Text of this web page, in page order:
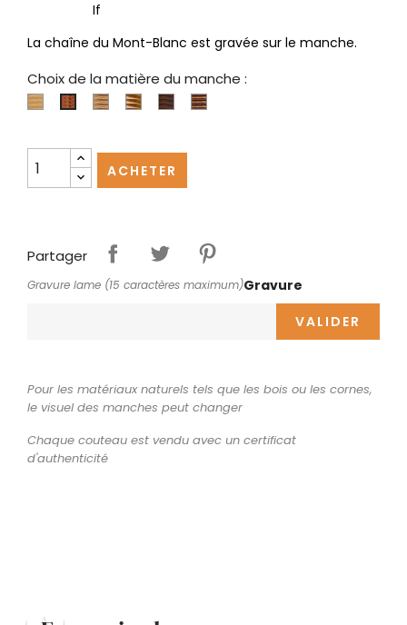
If
La chaîne du Mont-Blanc est gravée sur le manche.
Choix de la matière du manche :
Buis Genévrier
OlivierPistachier
NoyerBois
ACHETER
Partager
Gravure
Gravure lame (15 caractères maximum)
VALIDER
Pour les matériaux naturels tels que les bois ou les cornes,
le visuel des manches peut changer
Chaque couteau est vendu avec un certificat
d'authenticité